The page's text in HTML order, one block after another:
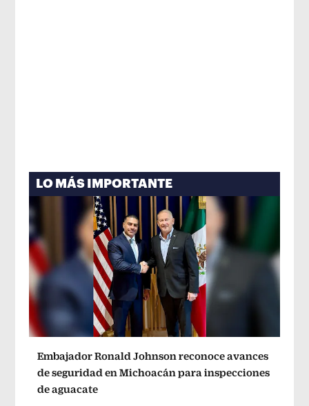
LO MÁS IMPORTANTE
Embajador Ronald Johnson reconoce avances
de seguridad en Michoacán para inspecciones
de aguacate